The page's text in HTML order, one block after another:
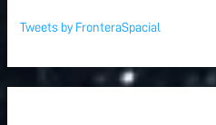
Tweets by FronteraSpacial